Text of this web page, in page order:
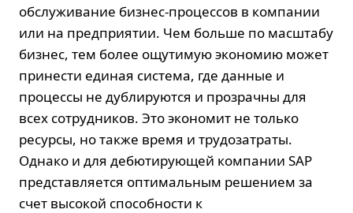
обслуживание бизнес-процессов в компании
или на предприятии. Чем больше по масштабу
бизнес, тем более ощутимую экономию может
принести единая система, где данные и
процессы не дублируются и прозрачны для
всех сотрудников. Это экономит не только
ресурсы, но также время и трудозатраты.
Однако и для дебютирующей компании SAP
представляется оптимальным решением за
счет высокой способности к